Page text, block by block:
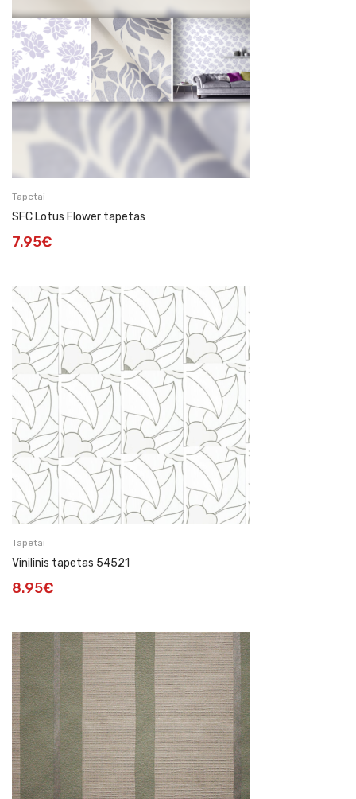
Tapetai
SFC Lotus Flower tapetas
7.95€
Tapetai
Vinilinis tapetas 54521
8.95€